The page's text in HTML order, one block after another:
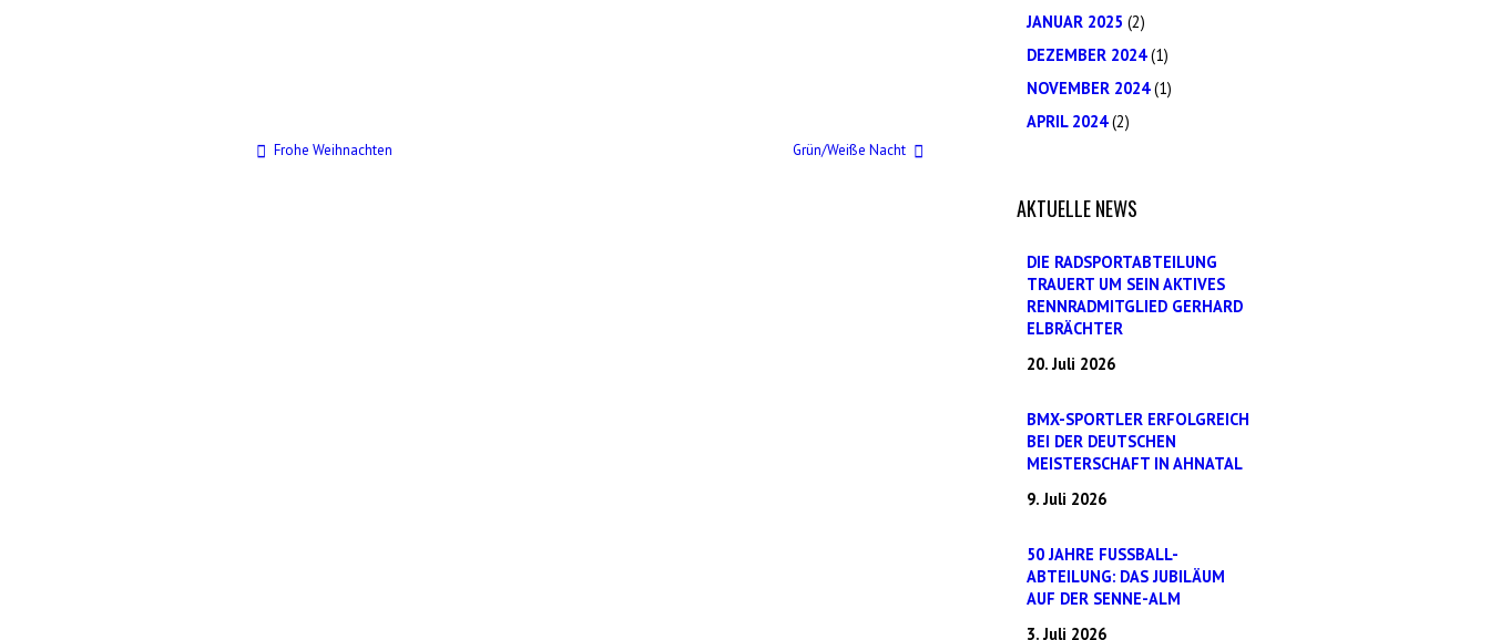
Frohe Weihnachten Grün/Weiße Nacht
JANUAR 2025 (2)
DEZEMBER 2024(1)
NOVEMBER 2024(1)
APRIL 2024(2)
AKTUELLE NEWS
DIE RADSPORTABTEILUNG
TRAUERT UM SEIN AKTIVES
RENNRADMITGLIED GERHARD
ELBRÄCHTER
20. Juli 2026
BMX-SPORTLER ERFOLGREICH
BEI DER DEUTSCHEN
MEISTERSCHAFT IN AHNATAL
9. Juli 2026
50 JAHRE FUSSBALL-
ABTEILUNG: DAS JUBILÄUM
AUF DER SENNE-ALM
3. Juli 2026